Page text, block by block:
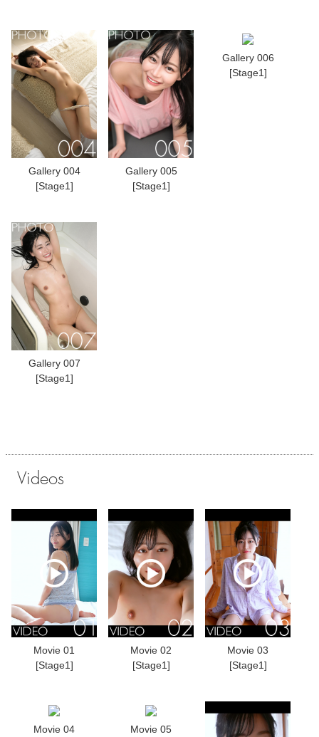
Gallery 004
[Stage1]
Gallery 005
[Stage1]
Gallery 006
[Stage1]
Gallery 007
[Stage1]
Videos
Movie 01
[Stage1]
Movie 02
[Stage1]
Movie 03
[Stage1]
Movie 04
Movie 05